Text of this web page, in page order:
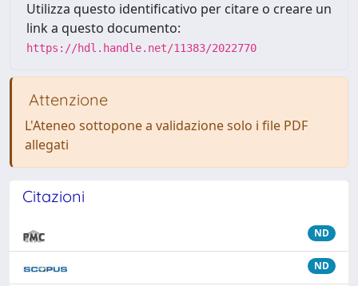
Utilizza questo identificativo per citare o creare un
link a questo documento:
https://hdl.handle.net/11383/2022770
Attenzione
L'Ateneo sottopone a validazione solo i file PDF
allegati
Citazioni
ND
ND